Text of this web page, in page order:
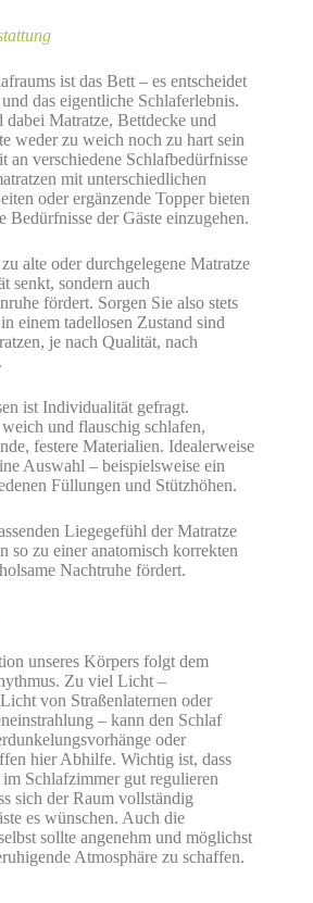
ist das Bett – es entscheidet
das eigentliche Schlaferlebnis.
dabei Matratze, Bettdecke und
weder zu weich noch zu hart sein
an verschiedene Schlafbedürfnisse
mit unterschiedlichen
oder ergänzende Topper bieten
der Gäste einzugehen.
alte oder durchgelegene Matratze
senkt, sondern auch
fördert. Sorgen Sie also stets
einem tadellosen Zustand sind
je nach Qualität, nach
ist Individualität gefragt.
und flauschig schlafen,
festere Materialien. Idealerweise
Auswahl – beispielsweise ein
Füllungen und Stützhöhen.
Liegegefühl der Matratze
so zu einer anatomisch korrekten
Nachtruhe fördert.
unseres Körpers folgt dem
Zu viel Licht –
von Straßenlaternen oder
– kann den Schlaf
oder
hier Abhilfe. Wichtig ist, dass
Schlafzimmer gut regulieren
sich der Raum vollständig
es wünschen. Auch die
sollte angenehm und möglichst
Atmosphäre zu schaffen.